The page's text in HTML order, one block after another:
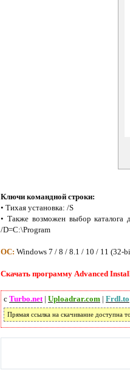
Ключи командной строки:
• Тихая установка: /S
• Также возможен выбор каталога
/D=C:\Program
ОС: Windows 7 / 8 / 8.1 / 10 / 11 (32-
Скачать программу Advanced
с Turbo.net| Uploadrar.com| Frdl.to
Прямая ссылка на скачивание доступна